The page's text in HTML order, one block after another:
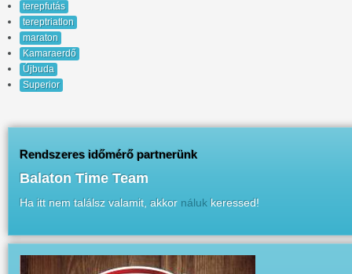
terepfutás
tereptriatlon
maraton
Kamaraerdő
Újbuda
Superior
Rendszeres időmérő partnerünk
Balaton Time Team
Ha itt nem találsz valamit, akkor náluk keressed!